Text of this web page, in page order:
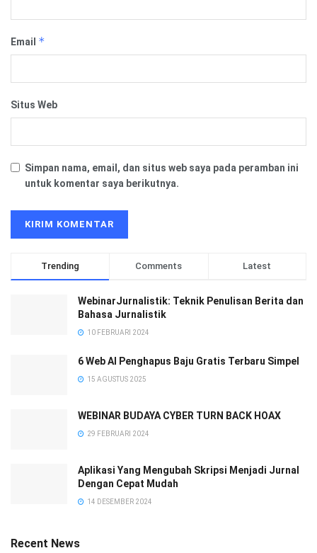
Email *
Situs Web
Simpan nama, email, dan situs web saya pada peramban ini
untuk komentar saya berikutnya.
Trending Comments Latest
WebinarJurnalistik: Teknik Penulisan Berita dan
Bahasa Jurnalistik
10 FEBRUARI 2024
6 Web AI Penghapus Baju Gratis Terbaru Simpel
15 AGUSTUS 2025
WEBINAR BUDAYA CYBER TURN BACK HOAX
29 FEBRUARI 2024
Aplikasi Yang Mengubah Skripsi Menjadi Jurnal
Dengan Cepat Mudah
14 DESEMBER 2024
Recent News